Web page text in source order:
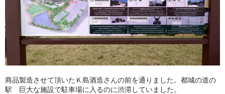
商品製造させて頂いたＫ島酒造さんの前を通りました。都城の道の
駅 巨大な施設で駐車場に入るのに渋滞していました。